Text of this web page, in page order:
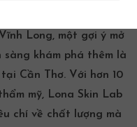
Long, một gợi ý mở
sàng khám phá thêm là
Cần Thơ. Với hơn 10
mỹ, Lona Skin Lab
chí về chất lượng mà